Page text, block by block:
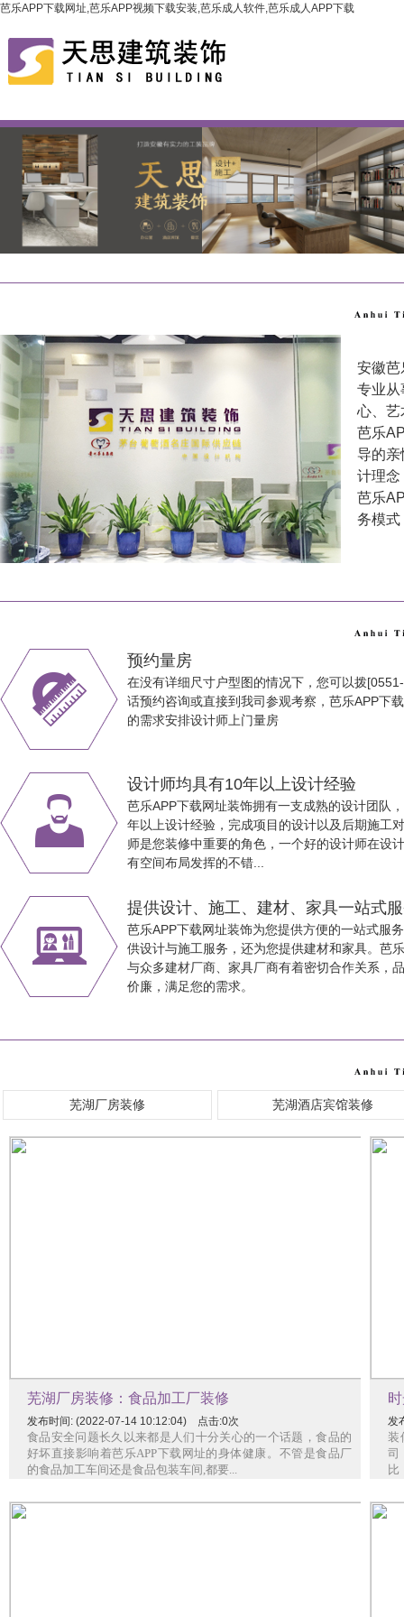
芭乐APP下载网址,芭乐APP视频下载安装,芭乐成人软件,芭乐成人APP下载
安徽芭
专业从事
心
芭乐
导的亲
计理念
芭乐
务模式
预约量房
在没有详细尺寸户型图的情况下，您可以拨
话预约咨询或直接到我司参观考察，芭乐APP下
的需求安排设计师上门量房
设计师均具有10年以上设计经验
芭乐APP下载网址装饰拥有一支成熟的设计团队
年以上设计经验，完成项目的设计以及后期施工对接
师是您装修中重要的角色，一个好的设计师在设
有空间布局发挥的不错...
提供设计、施工、建材、家具一站式
芭乐APP下载网址装饰为您提供方便的一站式服务
供设计与施工服务，还为您提供建材和家具。
与众多建材厂商、家具厂商有着密切合作关系，品
价廉，满足您的需求。
芜湖厂房装修 芜湖酒店宾馆装修
芜湖厂房装修：食品加工厂装修
发布时间: (2022-07-14 10:12:04) 点击:0次
食品安全问题长久以来都是人们十分关心的一个话题，食品的
好坏直接影响着芭乐APP下载网址的身体健康。不管是食品厂
的食品加工车间还是食品包装车间,都要...
发
装
司
比